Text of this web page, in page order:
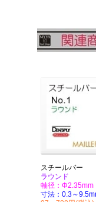
スチールバー
ラウンド
軸径：Φ2.35mm
寸法：0.3～